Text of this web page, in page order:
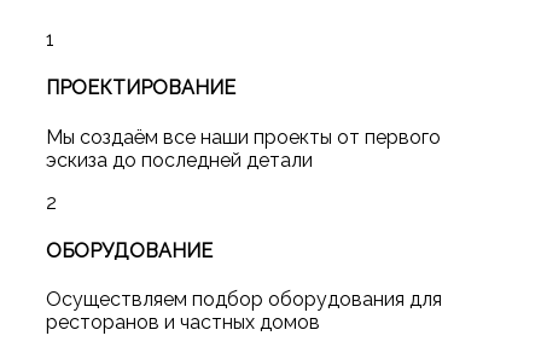
1
ПРОЕКТИРОВАНИЕ
Мы создаём все наши проекты от первого
эскиза до последней детали
2
ОБОРУДОВАНИЕ
Осуществляем подбор оборудования для
ресторанов и частных домов